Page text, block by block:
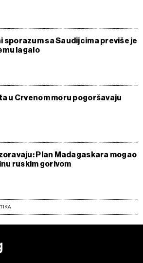
sporazum sa Saudijcima previše je
lagalo
u Crvenom moru pogoršavaju
Plan Madagaskara mogao
ruskim gorivom